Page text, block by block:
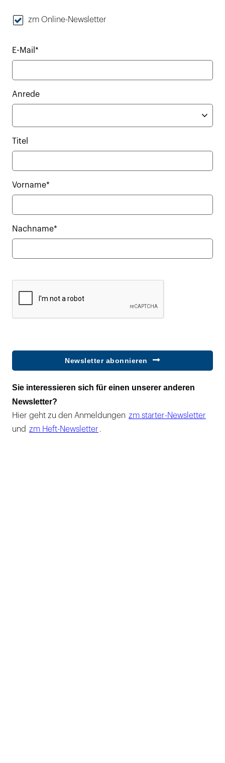
zm Online-Newsletter
E-Mail*
Anrede
Titel
Vorname*
Nachname*
Newsletter abonnieren
Sie interessieren sich für einen unserer anderen
Newsletter?
Hier geht zu den Anmeldungen zm starter-Newsletter
und zm Heft-Newsletter .